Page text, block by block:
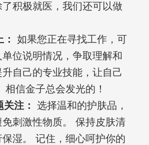
积极就医，我们还可以做
如果您正在寻找工作，可
位说明情况，争取理解和
自己的专业技能，让自己
相信金子总会发光的！
注：
选择温和的护肤品，
刺激性物质。 保持皮肤清
湿。 记住，细心呵护你的